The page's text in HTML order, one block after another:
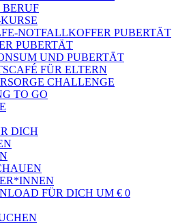
BERUF
NOTFALLKOFFER PUBERTÄT
PUBERTÄT
UND PUBERTÄT
FÜR ELTERN
CHALLENGE
TO GO
DICH
FÜR DICH UM € 0